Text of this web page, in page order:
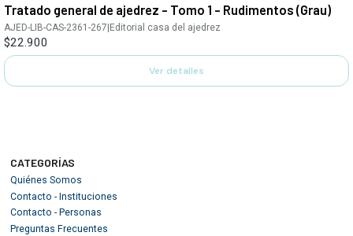
Agotado
Tratado general de ajedrez - Tomo 1 - Rudimentos (Grau)
AJED-LIB-CAS-2361-267|Editorial casa del ajedrez
$22.900
Ver detalles
CATEGORÍAS
Quiénes Somos
Contacto - Instituciones
Contacto - Personas
Preguntas Frecuentes